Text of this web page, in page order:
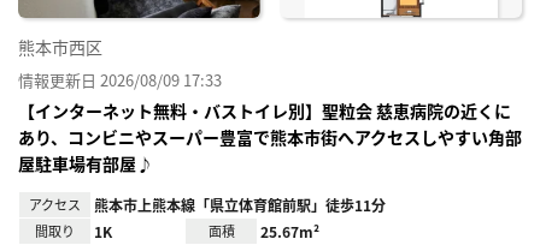
熊本市西区
情報更新日 2026/08/09 17:33
【インターネット無料・バストイレ別】聖粒会 慈恵病院の近くに
あり、コンビニやスーパー豊富で熊本市街へアクセスしやすい角部
屋駐車場有部屋♪
アクセス 熊本市上熊本線「県立体育館前駅」徒歩11分
間取り 1K 面積 25.67m²